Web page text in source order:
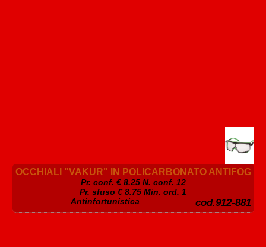
OCCHIALI "VAKUR" IN POLICARBONATO ANTIFOG
Pr. conf. €8.25N. conf. 12
Pr. sfuso € 8.75 Min. ord. 1
Antinfortunistica
cod.912-881